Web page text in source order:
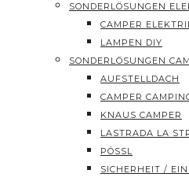
SONDERLÖSUNGEN
CAMPER
LAMPEN DIY
SONDERLÖSUNGEN
AUFSTELLDACH
CAMPER
KNAUS CAMPER
LASTRADA LA
PÖSSL
SICHERHEIT /